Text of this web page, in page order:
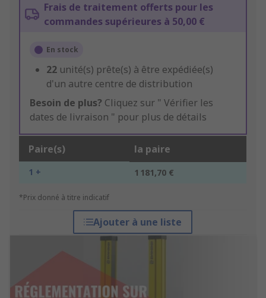
Frais de traitement offerts pour les
commandes supérieures à 50,00 €
En stock
22 unité(s) prête(s) à être expédiée(s)
d'un autre centre de distribution
Besoin de plus? Cliquez sur " Vérifier les
dates de livraison " pour plus de détails
Paire(s) la paire
1 + 1 181,70 €
*Prix donné à titre indicatif
Ajouter à une liste